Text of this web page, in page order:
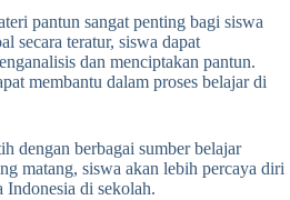
pantun sangat penting bagi siswa
secara teratur, siswa dapat
dan menciptakan pantun.
membantu dalam proses belajar di
dengan berbagai sumber belajar
matang, siswa akan lebih percaya diri
Indonesia di sekolah.